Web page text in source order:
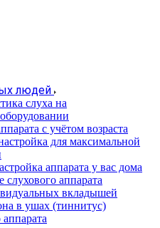
людей
слуха на
с учётом возраста
для максимальной
аппарата у вас дома
аппарата
вкладышей
в ушах (тиннитус)